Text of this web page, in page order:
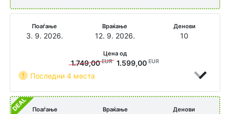
Поаѓање
3. 9. 2026.
Враќање
12. 9. 2026.
Денови
10
Последни 4 места
Цена од
1.749,00EUR 1.599,00 EUR
Поаѓање Враќање Денови